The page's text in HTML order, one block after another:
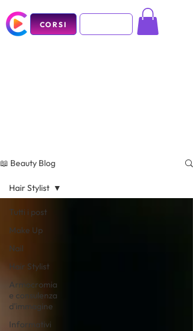
CORSI
📖 Beauty Blog
Tutti i post
Make Up
Nail
Hair Stylist
Armocromia
e consulenza
d'immagine
Informativi
Hair Stylist